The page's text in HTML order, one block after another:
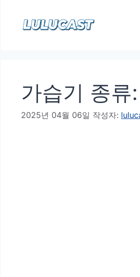
가습기 종류
2025년 04월 06일 작성자: